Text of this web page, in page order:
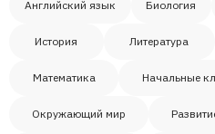
Английский язык Биология
История Литература
Математика Начальные
Окружающий мир